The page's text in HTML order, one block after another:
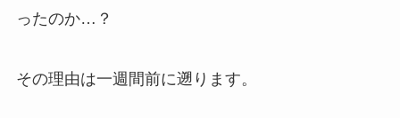
ったのか…？
その理由は一週間前に遡ります。